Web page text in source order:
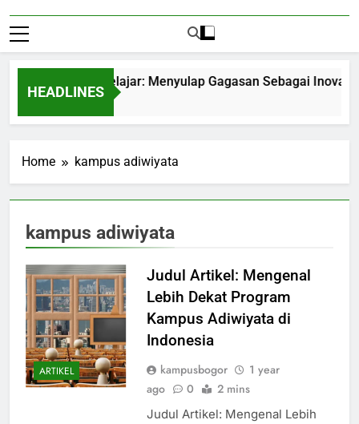
HEADLINES
Pelajar: Menyulap Gagasan Sebagai Inovasi
Ago
Home kampus adiwiyata
kampus adiwiyata
ARTIKEL
Judul Artikel: Mengenal
Lebih Dekat Program
Kampus Adiwiyata di
Indonesia
kampusbogor
1 year
ago
0 2 mins
Judul Artikel: Mengenal Lebih